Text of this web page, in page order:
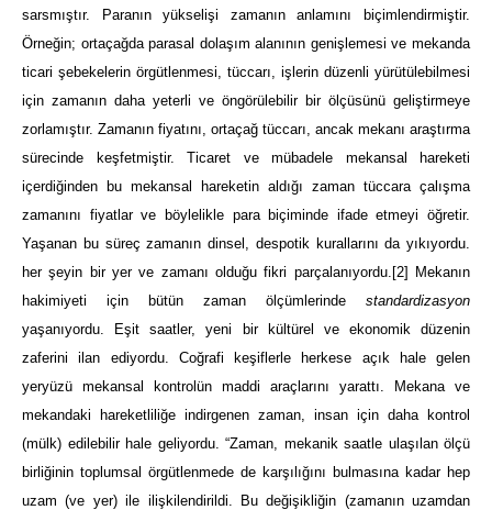
sarsmıştır. Paranın yükselişi zamanın anlamını biçimlendirmiştir.
Örneğin; ortaçağda parasal dolaşım alanının genişlemesi ve mekanda
ticari şebekelerin örgütlenmesi, tüccarı, işlerin düzenli yürütülebilmesi
için zamanın daha yeterli ve öngörülebilir bir ölçüsünü geliştirmeye
zorlamıştır. Zamanın fiyatını, ortaçağ tüccarı, ancak mekanı araştırma
sürecinde keşfetmiştir. Ticaret ve mübadele mekansal hareketi
içerdiğinden bu mekansal hareketin aldığı zaman tüccara çalışma
zamanını fiyatlar ve böylelikle para biçiminde ifade etmeyi öğretir.
Yaşanan bu süreç zamanın dinsel, despotik kurallarını da yıkıyordu.
her şeyin bir yer ve zamanı olduğu fikri parçalanıyordu. [2]
Mekanın
hakimiyeti için bütün zaman ölçümlerinde standardizasyon
yaşanıyordu. Eşit saatler, yeni bir kültürel ve ekonomik düzenin
zaferini ilan ediyordu. Coğrafi keşiflerle herkese açık hale gelen
yeryüzü mekansal kontrolün maddi araçlarını yarattı. Mekana ve
mekandaki hareketliliğe indirgenen zaman, insan için daha kontrol
(mülk) edilebilir hale geliyordu. “Zaman, mekanik saatle ulaşılan ölçü
birliğinin toplumsal örgütlenmede de karşılığını bulmasına kadar hep
uzam (ve yer) ile ilişkilendirildi. Bu değişikliğin (zamanın uzamdan